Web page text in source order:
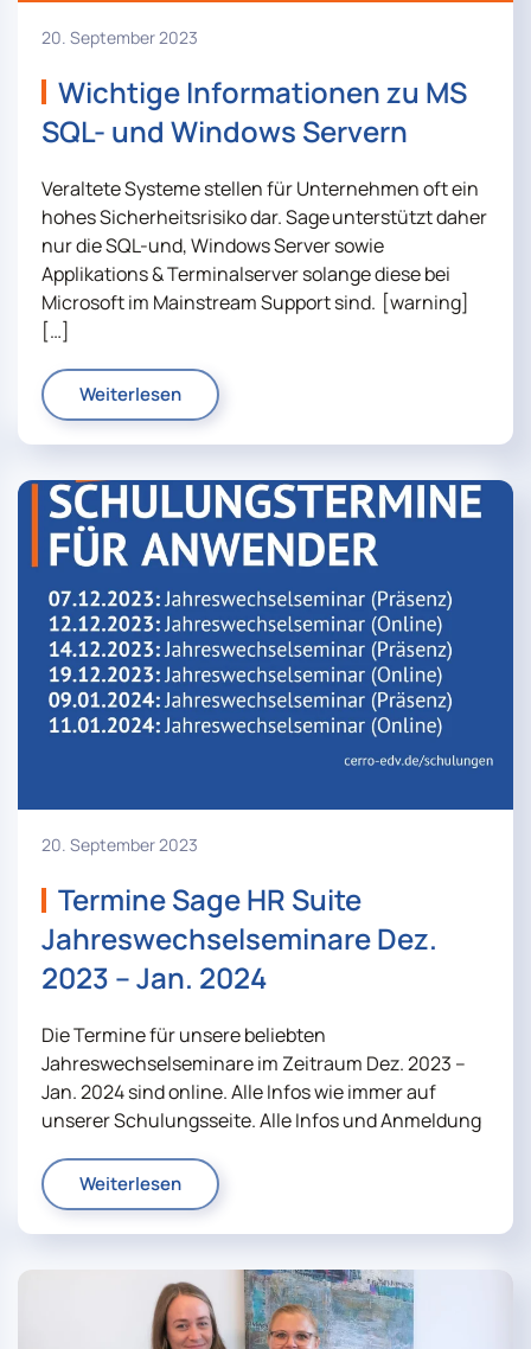
20. September 2023
Wichtige Informationen zu MS
SQL- und Windows Servern
Veraltete Systeme stellen für Unternehmen oft ein
hohes Sicherheitsrisiko dar. Sage unterstützt daher
nur die SQL-und, Windows Server sowie
Applikations & Terminalserver solange diese bei
Microsoft im Mainstream Support sind. [warning]
[…]
Weiterlesen
20. September 2023
Termine Sage HR Suite
Jahreswechselseminare Dez.
2023 – Jan. 2024
Die Termine für unsere beliebten
Jahreswechselseminare im Zeitraum Dez. 2023 –
Jan. 2024 sind online. Alle Infos wie immer auf
unserer Schulungsseite. Alle Infos und Anmeldung
Weiterlesen